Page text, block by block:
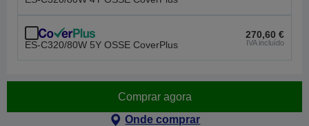
ES-C320/80W 5Y OSSE CoverPlus
270,60 €
IVA incluído
Comprar agora
Onde comprar